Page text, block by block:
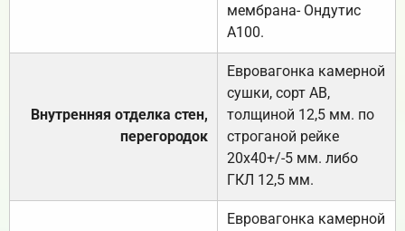
мембрана- Ондутис
А100.
Внутренняя отделка стен,
перегородок
Евровагонка камерной
сушки, сорт АВ,
толщиной 12,5 мм. по
строганой рейке
20х40+/-5 мм. либо
ГКЛ 12,5 мм.
Евровагонка камерной